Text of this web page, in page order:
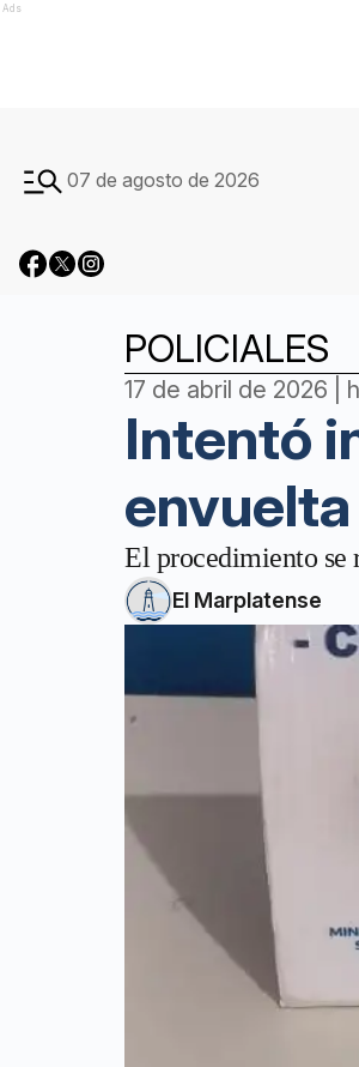
Ads
07 de agosto de 2026
POLICIALES
17 de abril de 2026 |
Intentó
El procedimiento se
El Marplatense